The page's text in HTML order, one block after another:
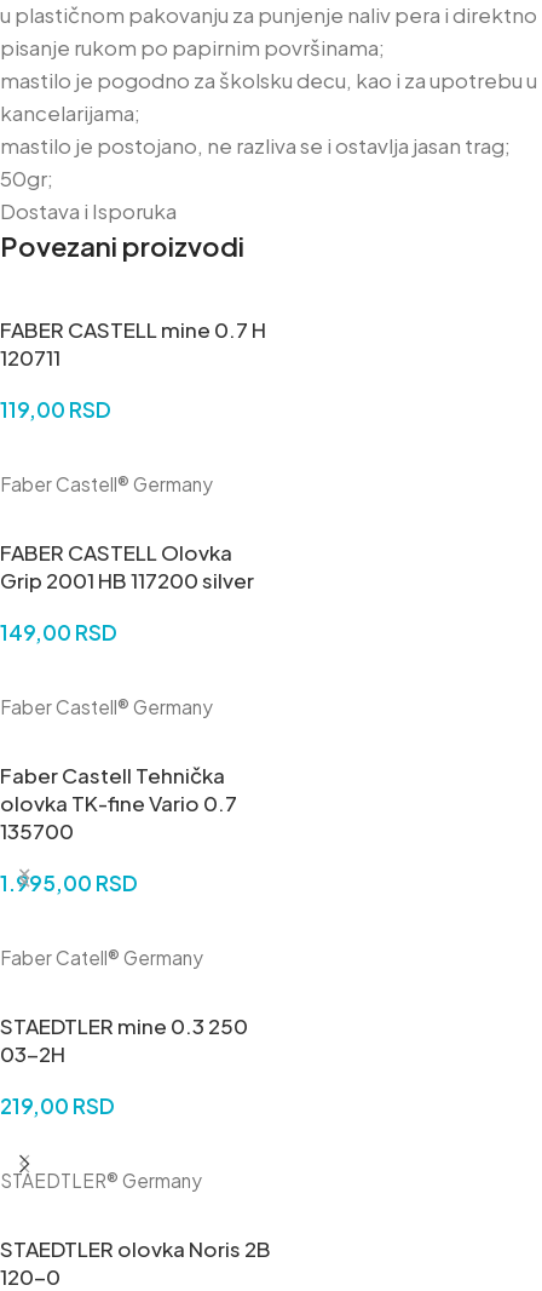
u plastičnom pakovanju za punjenje naliv pera i direktno
pisanje rukom po papirnim površinama;
mastilo je pogodno za školsku decu, kao i za upotrebu u
kancelarijama;
mastilo je postojano, ne razliva se i ostavlja jasan trag;
50gr;
Dostava i Isporuka
Povezani proizvodi
FABER CASTELL mine 0.7 H
120711
119,00 RSD
Faber Castell® Germany
FABER CASTELL Olovka
Grip 2001 HB 117200 silver
149,00 RSD
Faber Castell® Germany
Faber Castell Tehnička
olovka TK-fine Vario 0.7
135700
1.995,00 RSD
Faber Catell® Germany
STAEDTLER mine 0.3 250
03-2H
219,00 RSD
STAEDTLER® Germany
STAEDTLER olovka Noris 2B
120-0